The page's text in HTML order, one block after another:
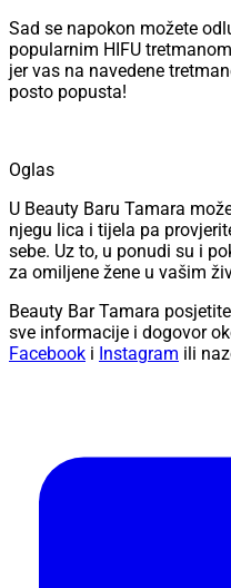
Sad se napokon možete
popularnim HIFU
jer vas na navedene
posto popusta!
Oglas
U Beauty Baru Tamara
njegu lica i tijela pa
sebe. Uz to, u ponudi su i
za omiljene žene u vašim
Beauty Bar Tamara
sve informacije i dogovor
Facebook i Instagram ili